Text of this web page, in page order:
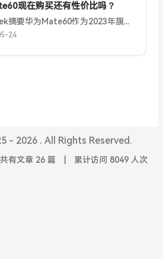
现在购买还有性价比吗？
DeepSeek摘要华为Mate60作为2023年旗舰机型，搭载麒麟9000S芯片、卫星通信和HarmonyOS 4.0，在影像、通信和系统体验方面优势明显。虽然游戏性能略逊于竞品，但保值率高、生态协...
24
- 2026 . All Rights Reserved.
共有文章 26 篇 累计访问 8049 人次